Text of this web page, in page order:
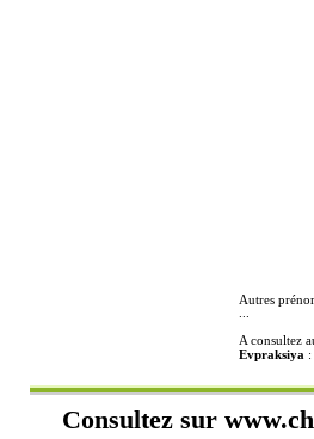
Autres
A consultez
Evpraksiya :
Consultez sur